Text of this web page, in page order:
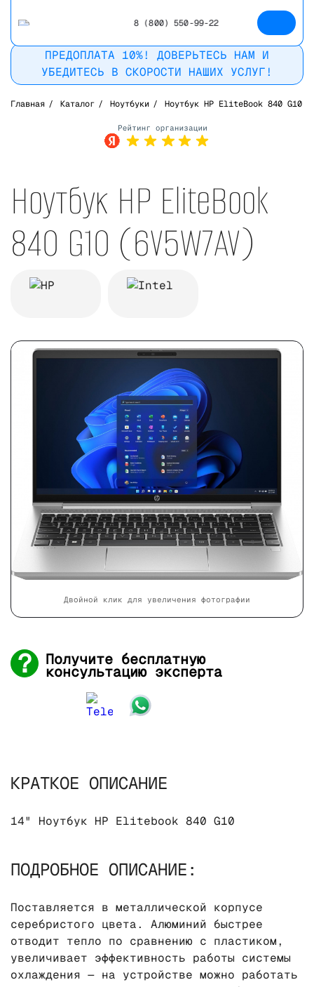
8 (800) 550-99-22
ПРЕДОПЛАТА 10%! ДОВЕРЬТЕСЬ НАМ И
УБЕДИТЕСЬ В СКОРОСТИ НАШИХ УСЛУГ!
Главная / Каталог / Ноутбуки / Ноутбук HP EliteBook 840 G10
Ноутбук HP EliteBook
840 G10 (6V5W7AV)
Двойной клик для увеличения фотографии
Получите бесплатную
консультацию эксперта
КРАТКОЕ ОПИСАНИЕ
14" Ноутбук HP Elitebook 840 G10
ПОДРОБНОЕ ОПИСАНИЕ:
Поставляется в металлической корпусе
серебристого цвета. Алюминий быстрее
отводит тепло по сравнению с пластиком,
увеличивает эффективность работы системы
охлаждения — на устройстве можно работать